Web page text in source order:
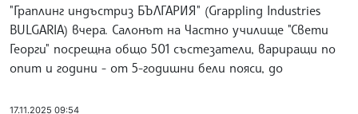
"Граплинг индъстриз БЪЛГАРИЯ" (Grappling Industries
BULGARIA) вчера. Салонът на Частно училище "Свети
Георги" посрещна общо 501 състезатели, вариращи по
опит и години - от 5-годишни бели пояси, до
17.11.2025 09:54